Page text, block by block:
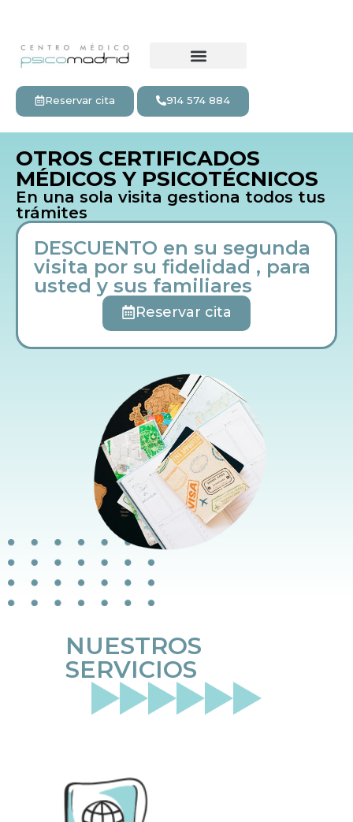
Reservar cita 914 574 884
OTROS CERTIFICADOS
MÉDICOS Y PSICOTÉCNICOS
En una sola visita gestiona todos tus
trámites
DESCUENTO en su segunda
visita por su fidelidad , para
usted y sus familiares
Reservar cita
NUESTROS
SERVICIOS